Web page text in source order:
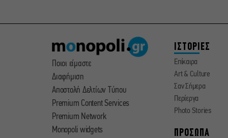
Ποιοι είμαστε
Διαφήμιση
Αποστολή Δελτίων Τύπου
Premium Content Services
Premium Network
Monopoli widgets
ΙΣΤΟΡΙΕΣ
Επίκαιρα
Art & Culture
Σαν Σήμερα
Περίεργα
Photo Stories
ΠΡΟΣΩΠΑ